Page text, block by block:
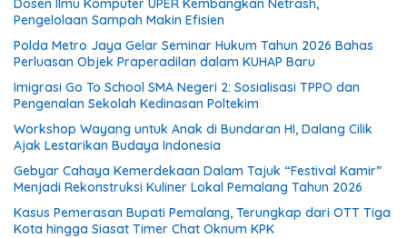
Dosen Ilmu Komputer UPER Kembangkan Netrash,
Pengelolaan Sampah Makin Efisien
Polda Metro Jaya Gelar Seminar Hukum Tahun 2026 Bahas
Perluasan Objek Praperadilan dalam KUHAP Baru
Imigrasi Go To School SMA Negeri 2: Sosialisasi TPPO dan
Pengenalan Sekolah Kedinasan Poltekim
Workshop Wayang untuk Anak di Bundaran HI, Dalang Cilik
Ajak Lestarikan Budaya Indonesia
Gebyar Cahaya Kemerdekaan Dalam Tajuk “Festival Kamir”
Menjadi Rekonstruksi Kuliner Lokal Pemalang Tahun 2026
Kasus Pemerasan Bupati Pemalang, Terungkap dari OTT Tiga
Kota hingga Siasat Timer Chat Oknum KPK